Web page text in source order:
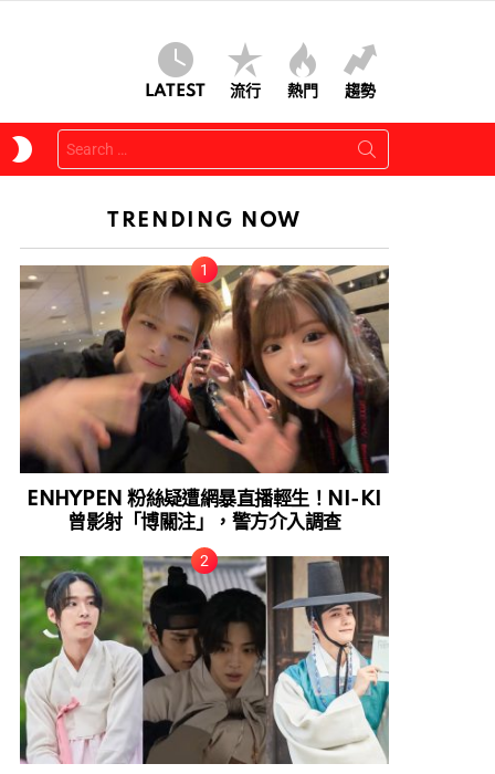
LATEST 流行 熱門 趨勢
SKIN
Search
for:
TRENDING NOW
ENHYPEN 粉絲疑遭網暴直播輕生！NI-KI
曾影射「博關注」，警方介入調查